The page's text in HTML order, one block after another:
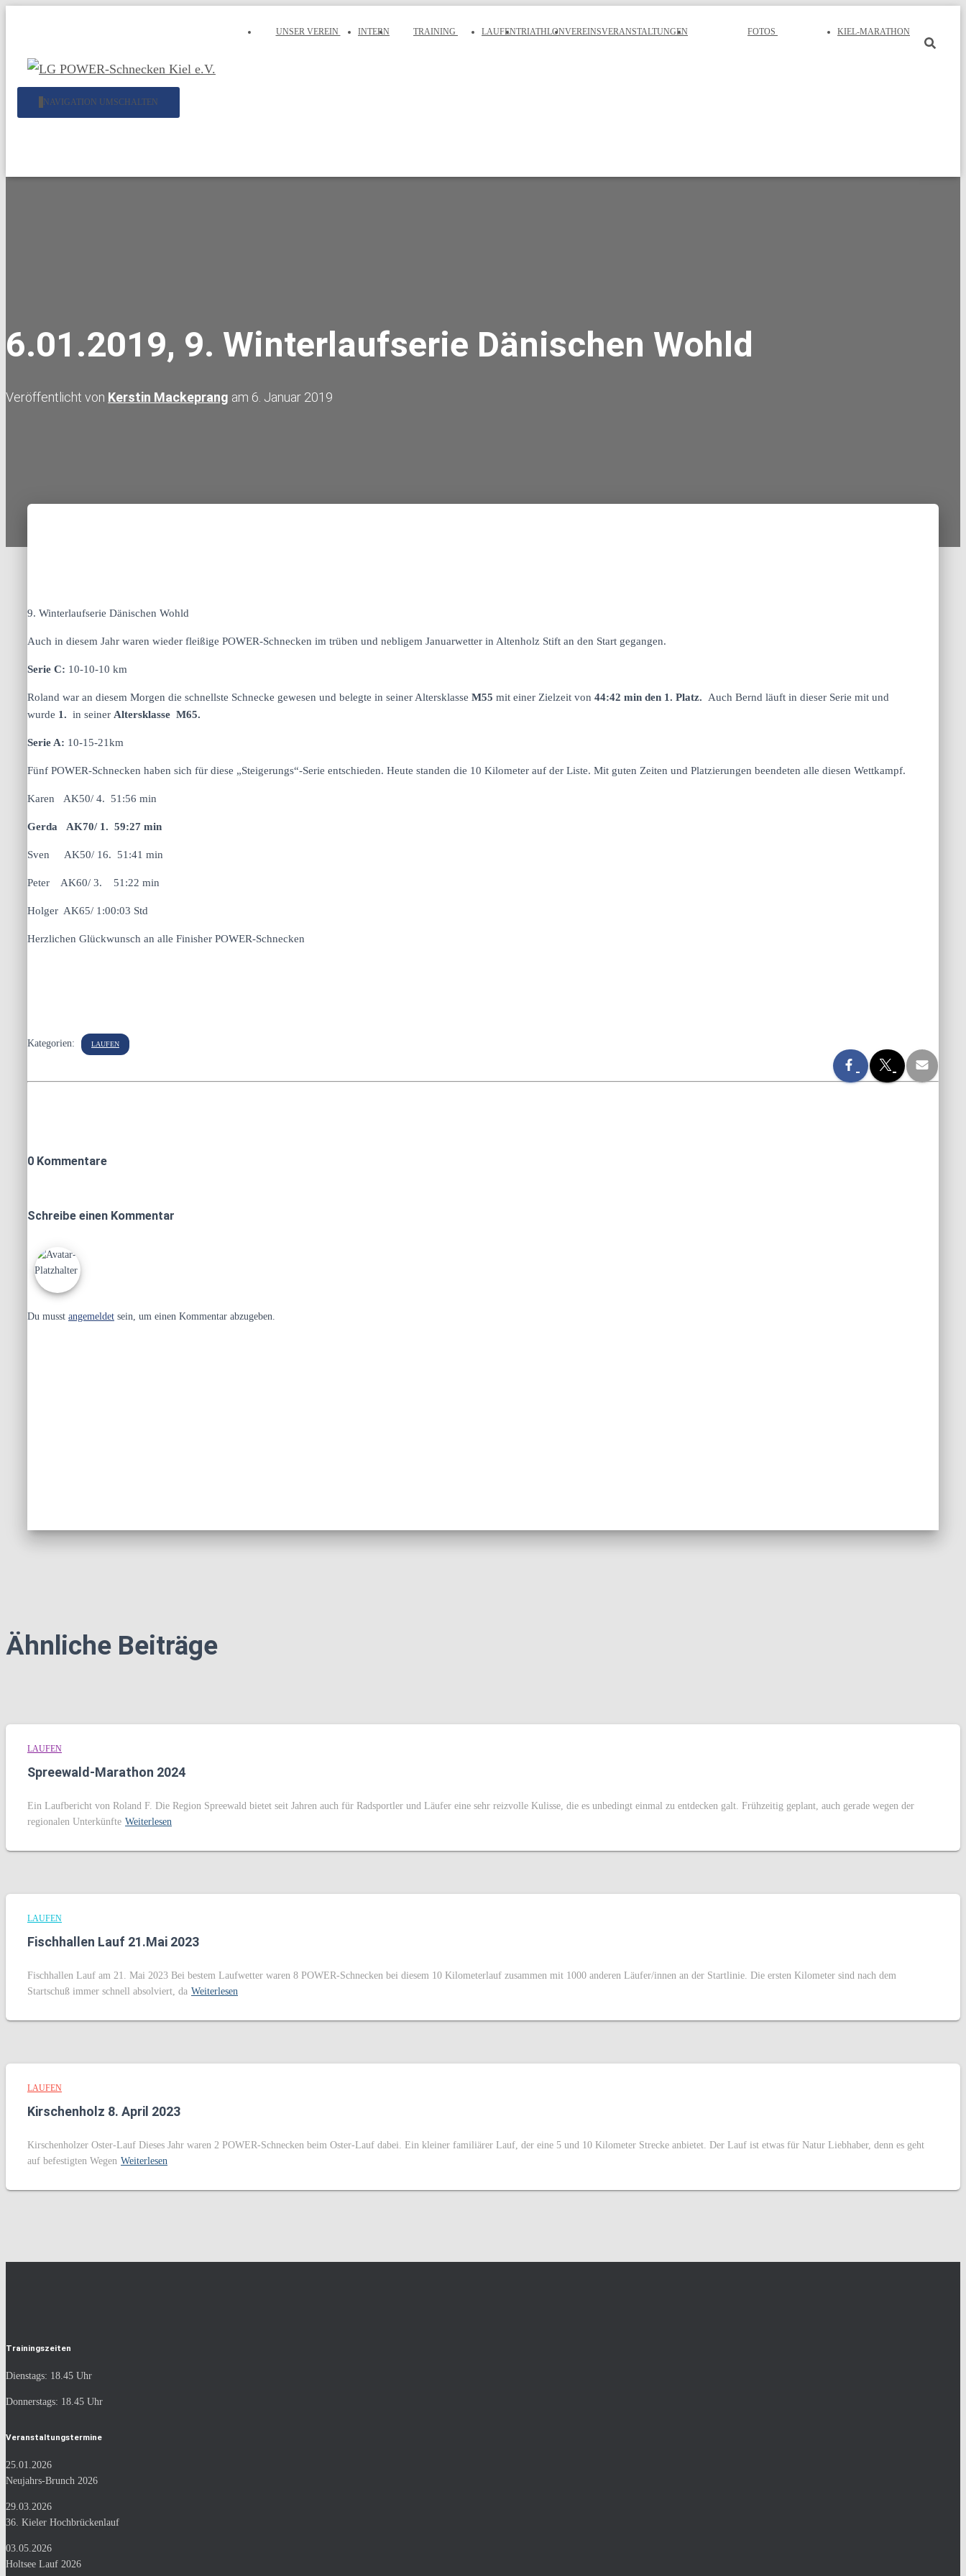
NAVIGATION UMSCHALTEN
UNSER VEREIN INTERN TRAINING LAUFENTRIATHLONVEREINSVERANSTALTUNGEN FOTOS KIEL-MARATHON
6.01.2019, 9. Winterlaufserie Dänischen Wohld
Veröffentlicht von Kerstin Mackeprang am 6. Januar 2019
9. Winterlaufserie Dänischen Wohld
Auch in diesem Jahr waren wieder fleißige POWER-Schnecken im trüben und nebligem Januarwetter in Altenholz Stift an den Start gegangen.
Serie C: 10-10-10 km
Roland war an diesem Morgen die schnellste Schnecke gewesen und belegte in seiner Altersklasse M55 mit einer Zielzeit von 44:42 min den 1. Platz. Auch Bernd läuft in dieser Serie mit und
wurde 1. in seiner Altersklasse M65.
Serie A: 10-15-21km
Fünf POWER-Schnecken haben sich für diese „Steigerungs“-Serie entschieden. Heute standen die 10 Kilometer auf der Liste. Mit guten Zeiten und Platzierungen beendeten alle diesen Wettkampf.
Karen AK50/ 4. 51:56 min
Gerda AK70/ 1. 59:27 min
Sven AK50/ 16. 51:41 min
Peter AK60/ 3. 51:22 min
Holger AK65/ 1:00:03 Std
Herzlichen Glückwunsch an alle Finisher POWER-Schnecken
Kategorien: LAUFEN
0 Kommentare
Schreibe einen Kommentar
Du musst angemeldet sein, um einen Kommentar abzugeben.
Ähnliche Beiträge
LAUFEN
Spreewald-Marathon 2024
Ein Laufbericht von Roland F. Die Region Spreewald bietet seit Jahren auch für Radsportler und Läufer eine sehr reizvolle Kulisse, die es unbedingt einmal zu entdecken galt. Frühzeitig geplant, auch gerade wegen der
regionalen Unterkünfte Weiterlesen
LAUFEN
Fischhallen Lauf 21.Mai 2023
Fischhallen Lauf am 21. Mai 2023 Bei bestem Laufwetter waren 8 POWER-Schnecken bei diesem 10 Kilometerlauf zusammen mit 1000 anderen Läufer/innen an der Startlinie. Die ersten Kilometer sind nach dem
Startschuß immer schnell absolviert, da Weiterlesen
LAUFEN
Kirschenholz 8. April 2023
Kirschenholzer Oster-Lauf Dieses Jahr waren 2 POWER-Schnecken beim Oster-Lauf dabei. Ein kleiner familiärer Lauf, der eine 5 und 10 Kilometer Strecke anbietet. Der Lauf ist etwas für Natur Liebhaber, denn es geht
auf befestigten Wegen Weiterlesen
Trainingszeiten
Dienstags: 18.45 Uhr
Donnerstags: 18.45 Uhr
Veranstaltungstermine
25.01.2026
Neujahrs-Brunch 2026
29.03.2026
36. Kieler Hochbrückenlauf
03.05.2026
Holtsee Lauf 2026